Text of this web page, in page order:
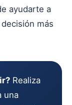
ayudarte a
más
Realiza
una